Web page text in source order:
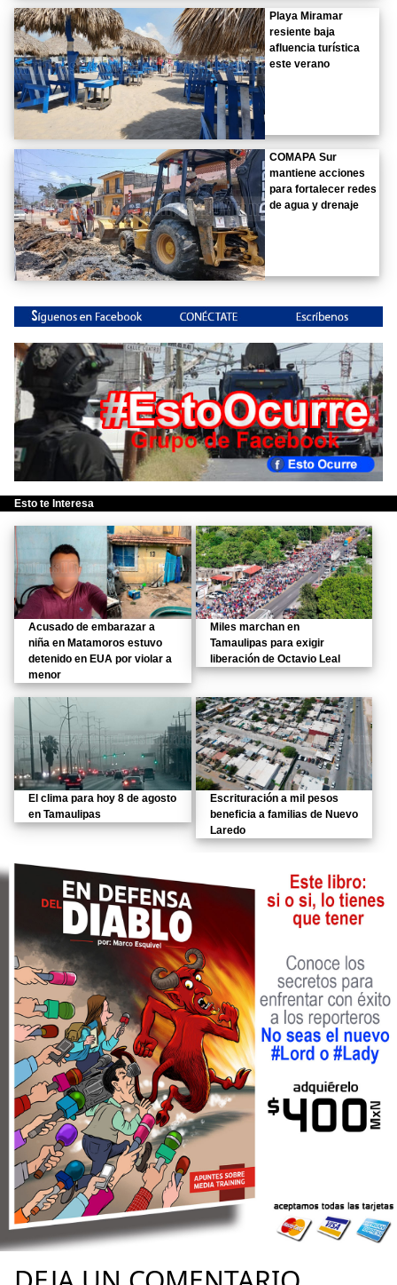
Playa Miramar
resiente baja
afluencia turística
este verano
COMAPA Sur
mantiene acciones
para fortalecer redes
de agua y drenaje
Esto te Interesa
Acusado de embarazar a
niña en Matamoros estuvo
detenido en EUA por violar a
menor
Miles marchan en
Tamaulipas para exigir
liberación de Octavio Leal
El clima para hoy 8 de agosto
en Tamaulipas
Escrituración a mil pesos
beneficia a familias de Nuevo
Laredo